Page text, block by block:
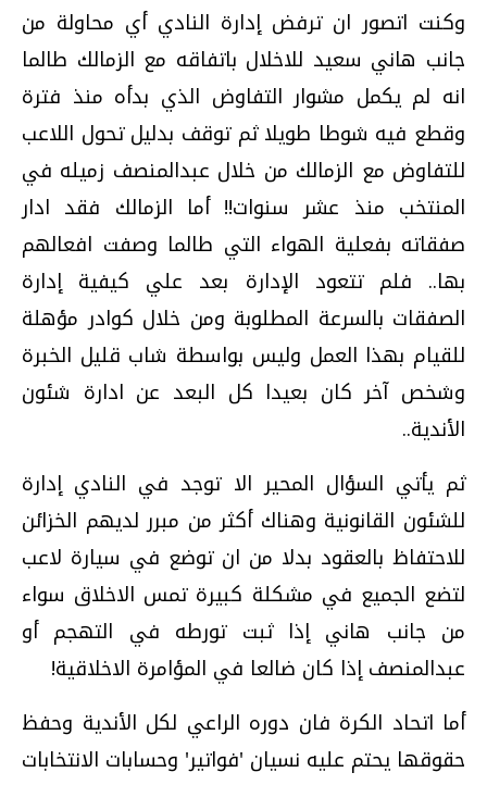
وكنت اتصور ان ترفض إدارة النادي أي محاولة من
جانب هاني سعيد للاخلال باتفاقه مع الزمالك طالما
انه لم يكمل مشوار التفاوض الذي بدأه منذ فترة
وقطع فيه شوطا طويلا ثم توقف بدليل تحول اللاعب
للتفاوض مع الزمالك من خلال عبدالمنصف زميله في
المنتخب منذ عشر سنوات!! أما الزمالك فقد ادار
صفقاته بفعلية الهواء التي طالما وصفت افعالهم
بها.. فلم تتعود الإدارة بعد علي كيفية إدارة
الصفقات بالسرعة المطلوبة ومن خلال كوادر مؤهلة
للقيام بهذا العمل وليس بواسطة شاب قليل الخبرة
وشخص آخر كان بعيدا كل البعد عن ادارة شئون
الأندية..
ثم يأتي السؤال المحير الا توجد في النادي إدارة
للشئون القانونية وهناك أكثر من مبرر لديهم الخزائن
للاحتفاظ بالعقود بدلا من ان توضع في سيارة لاعب
لتضع الجميع في مشكلة كبيرة تمس الاخلاق سواء
من جانب هاني ­إذا ثبت تورطه في التهجم­ أو
عبدالمنصف إذا كان ضالعا في المؤامرة الاخلاقية!
أما اتحاد الكرة فان دوره الراعي لكل الأندية وحفظ
حقوقها يحتم عليه نسيان 'فواتير' وحسابات الانتخابات